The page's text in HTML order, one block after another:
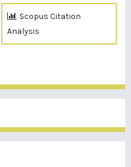
Scopus Citation
Analysis